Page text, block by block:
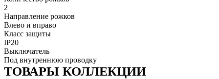
2
Направление рожков
Влево и вправо
Класс защиты
IP20
Выключатель
Под внутреннюю проводку
ТОВАРЫ КОЛЛЕКЦИИ